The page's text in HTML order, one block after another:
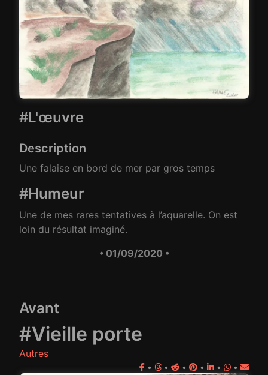
#L'œuvre
Description
Une falaise en bord de mer par gros temps
#Humeur
Une de mes rares tentatives à l’aquarelle. On est
loin du résultat imaginé.
• 01/09/2020 •
Avant
#Vieille porte
Autres
• • • • • •